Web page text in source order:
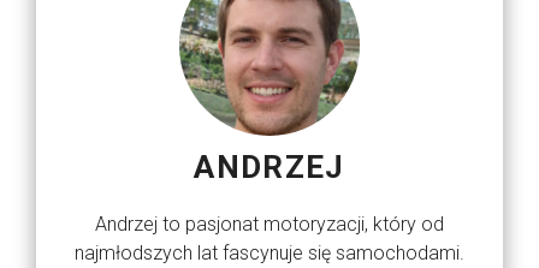
ANDRZEJ
Andrzej to pasjonat motoryzacji, który od
najmłodszych lat fascynuje się samochodami.